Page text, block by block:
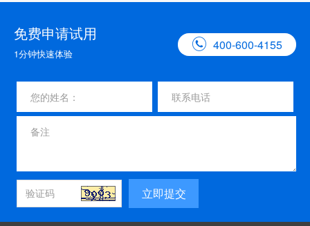
免费申请试用
1分钟快速体验
 400-600-4155
立即提交